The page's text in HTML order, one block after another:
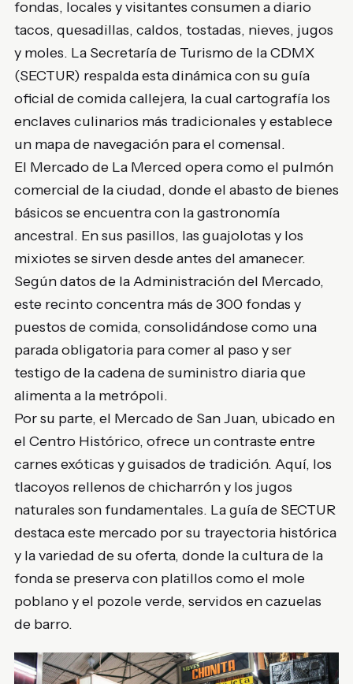
fondas, locales y visitantes consumen a diario
tacos, quesadillas, caldos, tostadas, nieves, jugos
y moles. La Secretaría de Turismo de la CDMX
(SECTUR) respalda esta dinámica con su guía
oficial de comida callejera, la cual cartografía los
enclaves culinarios más tradicionales y establece
un mapa de navegación para el comensal.
El Mercado de La Merced opera como el pulmón
comercial de la ciudad, donde el abasto de bienes
básicos se encuentra con la gastronomía
ancestral. En sus pasillos, las guajolotas y los
mixiotes se sirven desde antes del amanecer.
Según datos de la Administración del Mercado,
este recinto concentra más de 300 fondas y
puestos de comida, consolidándose como una
parada obligatoria para comer al paso y ser
testigo de la cadena de suministro diaria que
alimenta a la metrópoli.
Por su parte, el Mercado de San Juan, ubicado en
el Centro Histórico, ofrece un contraste entre
carnes exóticas y guisados de tradición. Aquí, los
tlacoyos rellenos de chicharrón y los jugos
naturales son fundamentales. La guía de SECTUR
destaca este mercado por su trayectoria histórica
y la variedad de su oferta, donde la cultura de la
fonda se preserva con platillos como el mole
poblano y el pozole verde, servidos en cazuelas
de barro.